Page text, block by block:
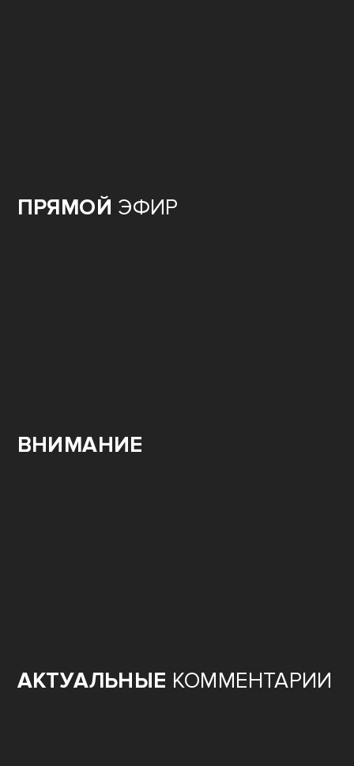
ПРЯМОЙ ЭФИР
ВНИМАНИЕ
АКТУАЛЬНЫЕ КОММЕНТАРИИ